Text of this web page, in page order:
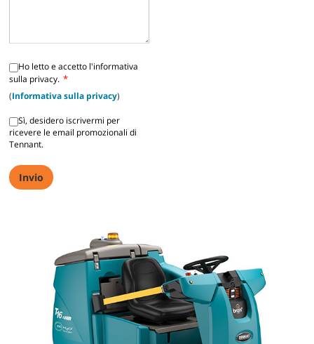
Ho letto e accetto l'informativa
sulla privacy. *
(Informativa sulla privacy)
Sì, desidero iscrivermi per
ricevere le email promozionali di
Tennant.